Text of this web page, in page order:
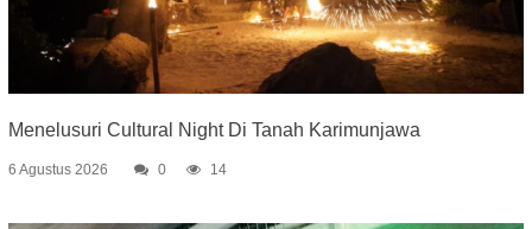
Menelusuri Cultural Night Di Tanah Karimunjawa
6 Agustus 2026 0 14